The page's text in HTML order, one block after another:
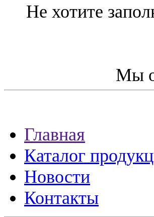
Не хотите
Мы
Главная
Каталог
Новости
Контакты